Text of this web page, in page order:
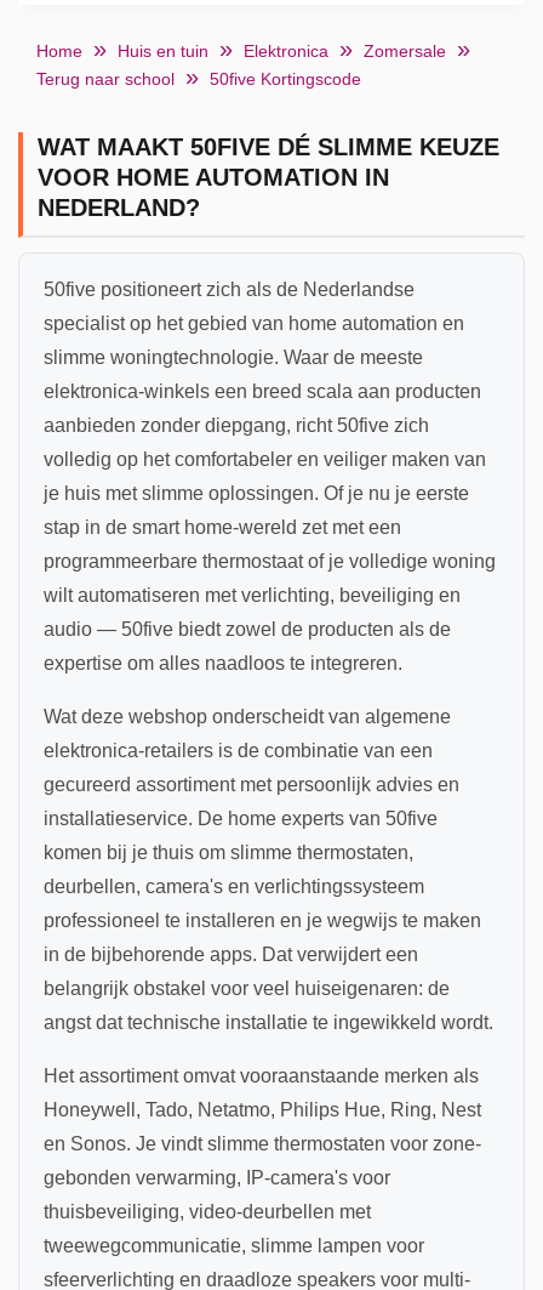
Home Huis en tuin Elektronica
Zomersale
Terug naar school
50five Kortingscode
WAT MAAKT 50FIVE DÉ SLIMME KEUZE
VOOR HOME AUTOMATION IN
NEDERLAND?
50five positioneert zich als de Nederlandse
specialist op het gebied van home automation en
slimme woningtechnologie. Waar de meeste
elektronica-winkels een breed scala aan producten
aanbieden zonder diepgang, richt 50five zich
volledig op het comfortabeler en veiliger maken van
je huis met slimme oplossingen. Of je nu je eerste
stap in de smart home-wereld zet met een
programmeerbare thermostaat of je volledige woning
wilt automatiseren met verlichting, beveiliging en
audio — 50five biedt zowel de producten als de
expertise om alles naadloos te integreren.
Wat deze webshop onderscheidt van algemene
elektronica-retailers is de combinatie van een
gecureerd assortiment met persoonlijk advies en
installatieservice. De home experts van 50five
komen bij je thuis om slimme thermostaten,
deurbellen, camera's en verlichtingssysteem
professioneel te installeren en je wegwijs te maken
in de bijbehorende apps. Dat verwijdert een
belangrijk obstakel voor veel huiseigenaren: de
angst dat technische installatie te ingewikkeld wordt.
Het assortiment omvat vooraanstaande merken als
Honeywell, Tado, Netatmo, Philips Hue, Ring, Nest
en Sonos. Je vindt slimme thermostaten voor zone-
gebonden verwarming, IP-camera's voor
thuisbeveiliging, video-deurbellen met
tweewegcommunicatie, slimme lampen voor
sfeerverlichting en draadloze speakers voor multi-